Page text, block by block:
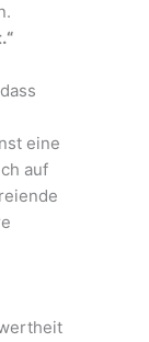
eine
auf